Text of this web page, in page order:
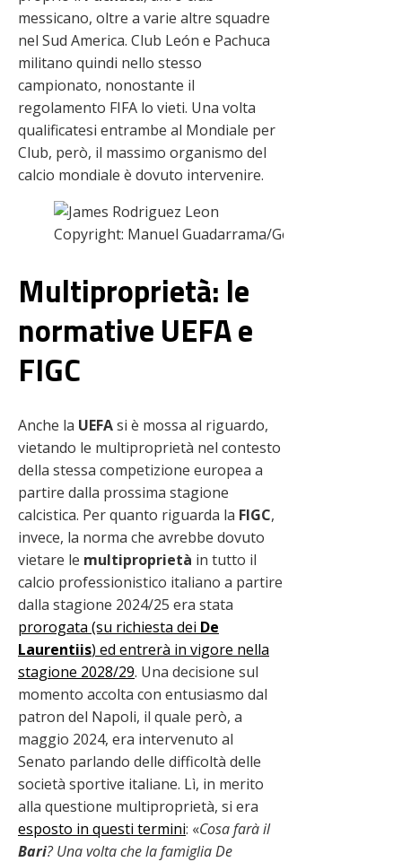
messicano, oltre a varie altre squadre
nel Sud America. Club León e Pachuca
militano quindi nello stesso
campionato, nonostante il
regolamento FIFA lo vieti. Una volta
qualificatesi entrambe al Mondiale per
Club, però, il massimo organismo del
calcio mondiale è dovuto intervenire.
Copyright: Manuel Guadarrama/Getty Images – Via
Multiproprietà: le
normative UEFA e
FIGC
Anche la UEFAsi è mossa al riguardo,
vietando le multiproprietà nel contesto
della stessa competizione europea a
partire dalla prossima stagione
calcistica. Per quanto riguarda la FIGC,
invece, la norma che avrebbe dovuto
vietare le multiproprietà in tutto il
calcio professionistico italiano a partire
dalla stagione 2024/25 era stata
prorogata (su richiesta dei De
Laurentiis) ed entrerà in vigore nella
stagione 2028/29. Una decisione sul
momento accolta con entusiasmo dal
patron del Napoli, il quale però, a
maggio 2024, era intervenuto al
Senato parlando delle difficoltà delle
società sportive italiane. Lì, in merito
alla questione multiproprietà, si era
esposto in questi termini: «Cosa farà il
Bari? Una volta che la famiglia De